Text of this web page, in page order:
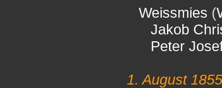
Weissmies (
Jakob
Peter
1. August 1855